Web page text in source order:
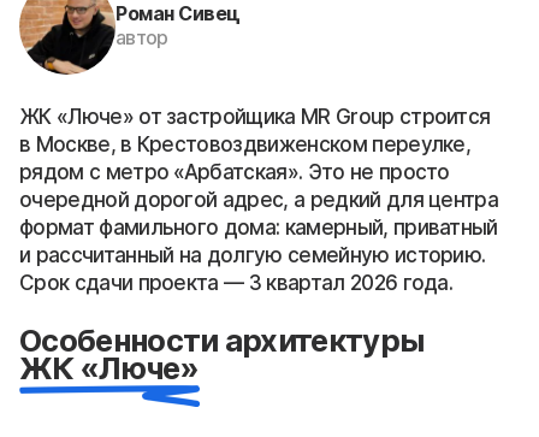
Роман Сивец
автор
ЖК «Люче» от застройщика MR Group строится
в Москве, в Крестовоздвиженском переулке,
рядом с метро «Арбатская». Это не просто
очередной дорогой адрес, а редкий для центра
формат фамильного дома: камерный, приватный
и рассчитанный на долгую семейную историю.
Срок сдачи проекта — 3 квартал 2026 года.
Особенности архитектуры
ЖК «Люче»